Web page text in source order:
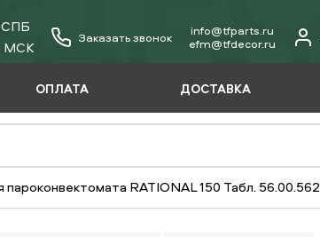
СПБ
МСК
Заказать звонок
info@tfparts.ru
еfm@tfdecor.ru
ОПЛАТА ДОСТАВКА
пароконвектомата RATIONAL 150 Табл. 56.00.562